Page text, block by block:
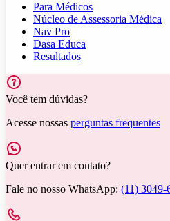
Para Médicos
Núcleo de Assessoria Médica
Nav Pro
Dasa Educa
Resultados
Você tem dúvidas?
Acesse nossas perguntas frequentes
Quer entrar em contato?
Fale no nosso WhatsApp: (11) 3049-